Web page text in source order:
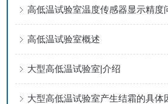
高低温试验室温度传感器显示精度
高低温试验室概述
大型高低温试验室|介绍
大型高低温试验室产生结霜的具体